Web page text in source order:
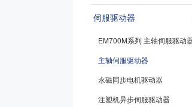
伺服驱动器
EM700M系列 主轴伺服驱动
主轴伺服驱动器
永磁同步电机驱动器
注塑机异步伺服驱动器